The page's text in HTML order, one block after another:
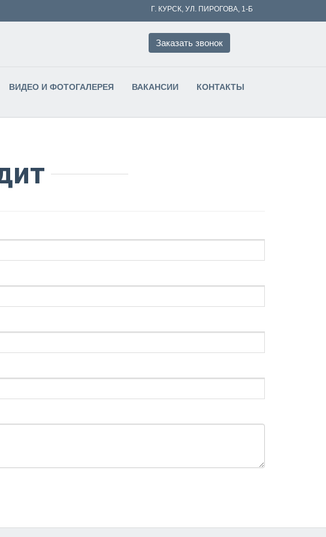
Г. КУРСК, УЛ. ПИРОГОВА, 1-Б
Заказать звонок
ВИДЕО И ФОТОГАЛЕРЕЯ ВАКАНСИИ КОНТАКТЫ